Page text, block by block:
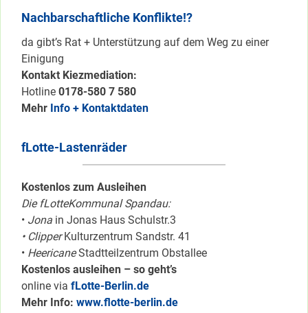
Nachbarschaftliche Konflikte!?
da gibt’s Rat + Unterstützung auf dem Weg zu einer
Einigung
Kontakt Kiezmediation:
Hotline 0178-580 7 580
Mehr Info + Kontaktdaten
fLotte-Lastenräder
Kostenlos zum Ausleihen
Die fLotteKommunal Spandau:
• Jona in Jonas Haus Schulstr.3
• ClipperKulturzentrum Sandstr. 41
• HeericaneStadtteilzentrum Obstallee
Kostenlos ausleihen – so geht’s
online via fLotte-Berlin.de
Mehr Info: www.flotte-berlin.de